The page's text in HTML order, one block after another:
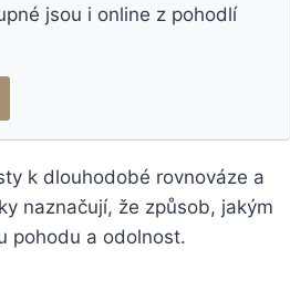
jsou i online z pohodlí
k dlouhodobé rovnováze a
naznačují, že způsob, jakým
pohodu a odolnost.